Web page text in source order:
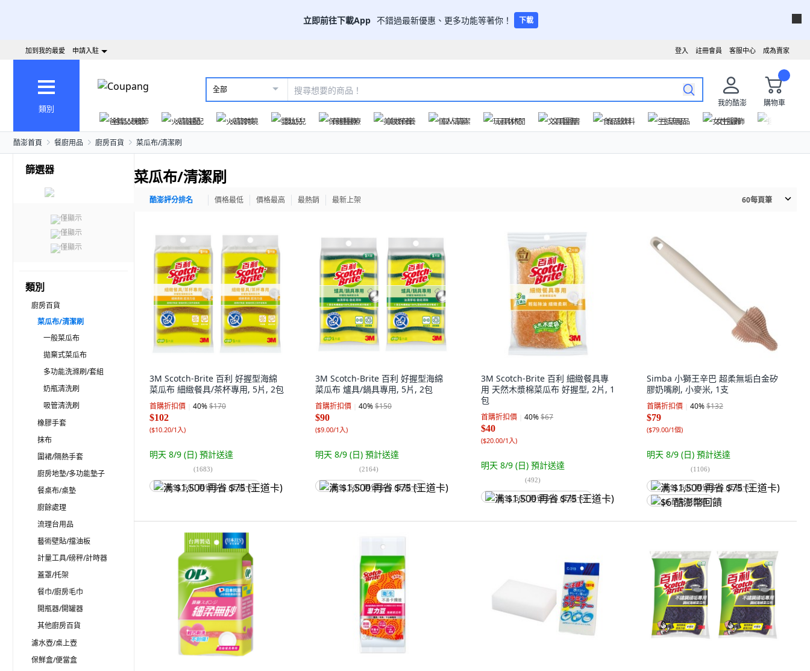
立即前往下載App 不錯過最新優惠、更多功能等著你！ 下載
成為賣家
客服中心
註冊會員
登入
加到我的最愛 申請入駐
類別
全部
我的酷澎
購物車
爸氣父親節
火箭速配 火箭跨境 嬰幼兒 保健醫療 美妝保養 個人清潔 玩具休閒 文具圖書 食品飲料 生活用品 女性服飾
酷澎首頁 餐廚用品 廚房百貨 菜瓜布/清潔刷
篩選器
僅顯示
僅顯示
僅顯示
類別
廚房百貨
菜瓜布/清潔刷
一般菜瓜布
拋棄式菜瓜布
多功能洗滌刷/套組
奶瓶清洗刷
吸管清洗刷
橡膠手套
抹布
圍裙/隔熱手套
廚房地墊/多功能墊子
餐桌布/桌墊
廚餘處理
流理台用品
藝術壁貼/擋油板
計量工具/磅秤/計時器
蓋罩/托架
餐巾/廚房毛巾
開瓶器/開罐器
其他廚房百貨
濾水壺/桌上壺
保鮮盒/便當盒
菜瓜布/清潔刷
酷澎評分排名 價格最低 價格最高 最熱銷 最新上架 60每頁筆
3M Scotch-Brite 百利 好握型海綿
菜瓜布 細緻餐具/茶杯專用, 5片, 2包
首購折扣價 40%$170
$102
($10.20/1入)
明天 8/9 (日) 預計送達
(1683)
满 $1,500 再省 $75 (王道卡)
3M Scotch-Brite 百利 好握型海綿
菜瓜布 爐具/鍋具專用, 5片, 2包
首購折扣價 40%$150
$90
($9.00/1入)
明天 8/9 (日) 預計送達
(2164)
满 $1,500 再省 $75 (王道卡)
3M Scotch-Brite 百利 細緻餐具專
用 天然木漿棉菜瓜布 好握型, 2片, 1
包
首購折扣價 40%$67
$40
($20.00/1入)
明天 8/9 (日) 預計送達
(492)
满 $1,500 再省 $75 (王道卡)
Simba 小獅王辛巴 超柔無垢白金矽
膠奶嘴刷, 小麥米, 1支
首購折扣價 40%$132
$79
($79.00/1個)
明天 8/9 (日) 預計送達
(1106)
满 $1,500 再省 $75 (王道卡)
$6 酷澎幣回饋